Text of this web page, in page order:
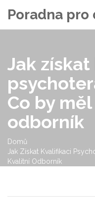
Poradna pro
Jak
Co by
odborník
Domů
Jak Získat Kvalifikaci
Kvalitní Odborník